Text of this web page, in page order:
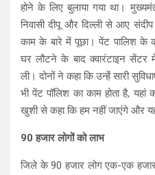
होने के लिए बुलाया गया था।
निवासी दीपू और दिल्ली से आए
काम के बारे में पूछा। पेंट पालिश के
घर लौटने के बाद क्वारंटाइन सेंटर
ली। दोनों ने कहा कि उन्हेंं सारी
भी पेंट पॉलिश का काम होता है, यहां
खुशी से कहा कि हम नहीं जाएंगे और
90 हजार लोगों को लाभ
जिले के 90 हजार लोग एक-एक